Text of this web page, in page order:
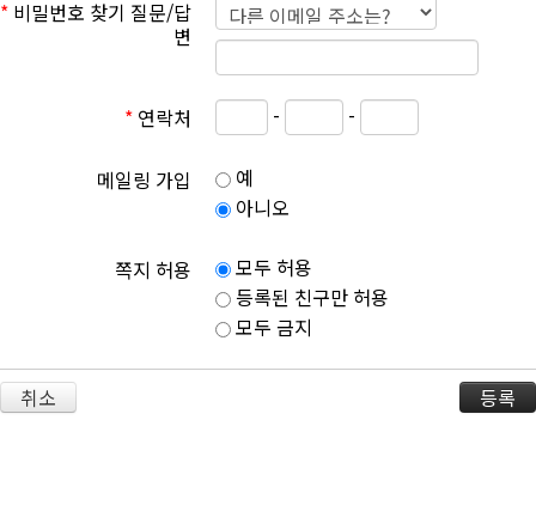
* 비밀번호 찾기 질문/답
변
* 연락처 - -
메일링 가입
예
아니오
쪽지 허용
모두 허용
등록된 친구만 허용
모두 금지
취소